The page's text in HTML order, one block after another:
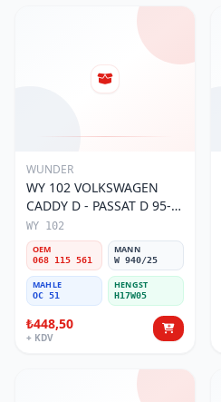
WUNDER
WY 102 VOLKSWAGEN
CADDY D - PASSAT D 95-
01 068 115 561 Yağ
Filtresi
WY 102
OEM
068 115 561
MANN
W 940/25
MAHLE
OC 51
HENGST
H17W05
₺448,50
+ KDV